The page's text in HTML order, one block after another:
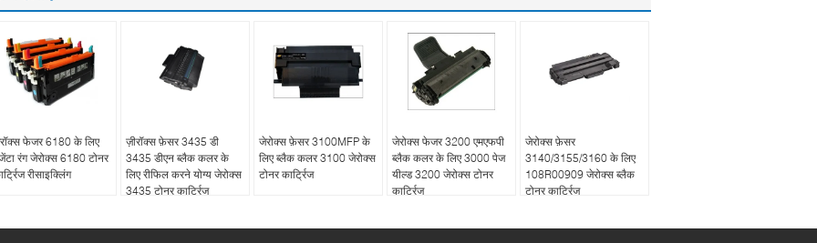
फेजर 6180 के लिए
रंग जेरोक्स 6180 टोनर
रीसाइक्लिंग
ज़ीरॉक्स फ़ेसर 3435 डी
3435 डीएन ब्लैक कलर के
लिए रीफिल करने योग्य जेरोक्स
3435 टोनर कार्ट्रिज
जेरोक्स फ़ेसर 3100MFP के
लिए ब्लैक कलर 3100 जेरोक्स
टोनर कार्ट्रिज
जेरोक्स फेजर 3200 एमएफपी
ब्लैक कलर के लिए 3000 पेज
यील्ड 3200 जेरोक्स टोनर
कार्ट्रिज
जेरोक्स फ़ेसर
3140/3155/3160 के लिए
108R00909 जेरोक्स ब्लैक
टोनर कार्ट्रिज